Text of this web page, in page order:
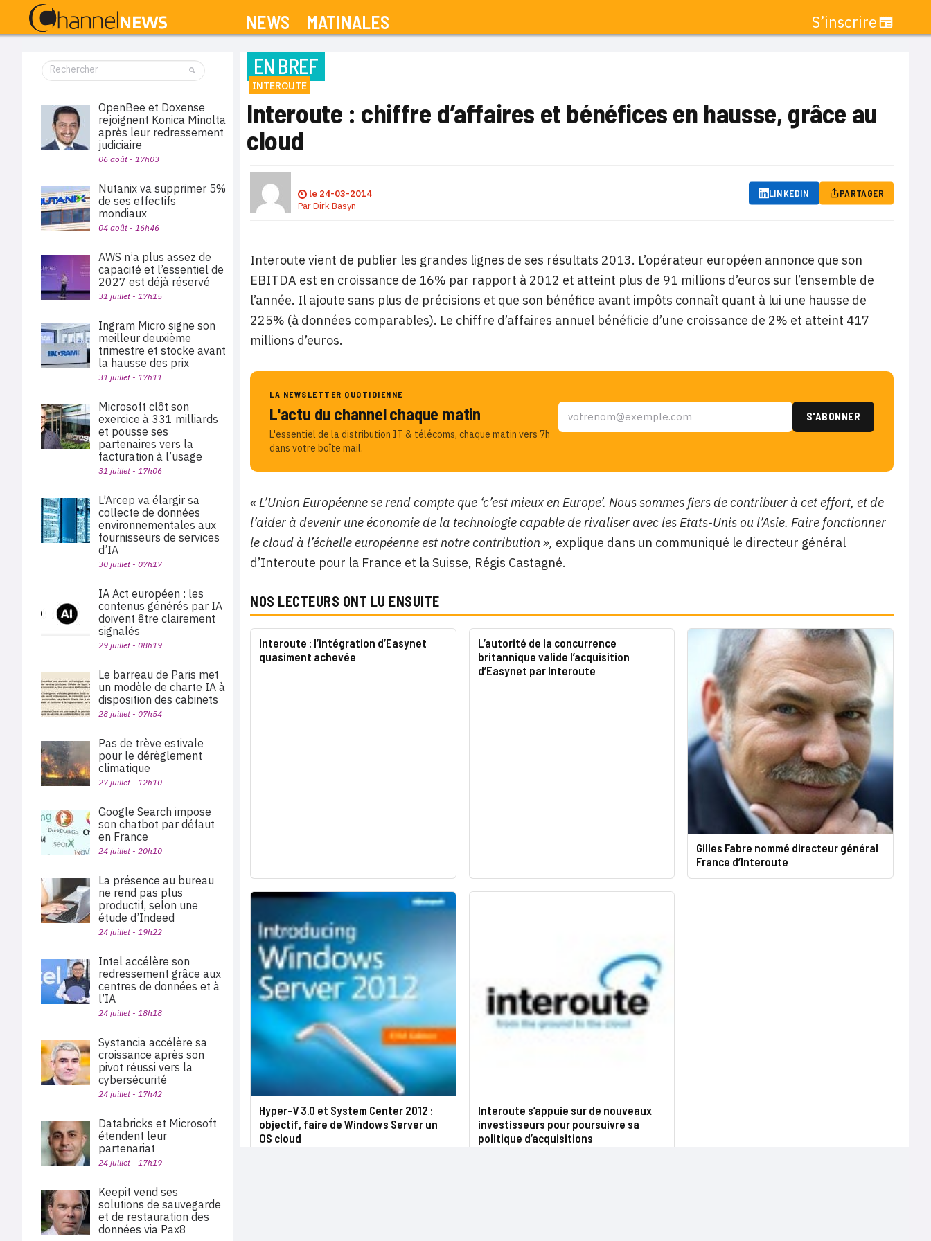
NEWS MATINALES S’inscrire
EN BREF
INTEROUTE
Interoute : chiffre d’affaires et bénéfices en hausse, grâce au
cloud
le 24-03-2014
ParDirk Basyn
LINKEDIN PARTAGER
Interoute vient de publier les grandes lignes de ses résultats 2013. L’opérateur européen annonce que son
EBITDA est en croissance de 16% par rapport à 2012 et atteint plus de 91 millions d’euros sur l’ensemble de
l’année. Il ajoute sans plus de précisions et que son bénéfice avant impôts connaît quant à lui une hausse de
225% (à données comparables). Le chiffre d’affaires annuel bénéficie d’une croissance de 2% et atteint 417
millions d’euros.
LA NEWSLETTER QUOTIDIENNE
L'actu du channel chaque matin
L'essentiel de la distribution IT & télécoms, chaque matin vers 7h
dans votre boîte mail.
« L’Union Européenne se rend compte que ‘c’est mieux en Europe’. Nous sommes fiers de contribuer à cet effort, et de
l’aider à devenir une économie de la technologie capable de rivaliser avec les Etats-Unis ou l’Asie. Faire fonctionner
le cloud à l’échelle européenne est notre contribution », explique dans un communiqué le directeur général
d’Interoute pour la France et la Suisse, Régis Castagné.
NOS LECTEURS ONT LU ENSUITE
Interoute : l’intégration d’Easynet
quasiment achevée
L’autorité de la concurrence
britannique valide l’acquisition
d’Easynet par Interoute
Gilles Fabre nommé directeur général
France d’Interoute
Hyper-V 3.0 et System Center 2012 :
objectif, faire de Windows Server un
OS cloud
Interoute s’appuie sur de nouveaux
investisseurs pour poursuivre sa
politique d’acquisitions
OpenBee et Doxense
rejoignent Konica Minolta
après leur redressement
judiciaire
06 août - 17h03
Nutanix va supprimer 5%
de ses effectifs
mondiaux
04 août - 16h46
AWS n’a plus assez de
capacité et l’essentiel de
2027 est déjà réservé
31 juillet - 17h15
Ingram Micro signe son
meilleur deuxième
trimestre et stocke avant
la hausse des prix
31 juillet - 17h11
Microsoft clôt son
exercice à 331 milliards
et pousse ses
partenaires vers la
facturation à l’usage
31 juillet - 17h06
L’Arcep va élargir sa
collecte de données
environnementales aux
fournisseurs de services
d’IA
30 juillet - 07h17
IA Act européen : les
contenus générés par IA
doivent être clairement
signalés
29 juillet - 08h19
Le barreau de Paris met
un modèle de charte IA à
disposition des cabinets
28 juillet - 07h54
Pas de trève estivale
pour le dérèglement
climatique
27 juillet - 12h10
Google Search impose
son chatbot par défaut
en France
24 juillet - 20h10
La présence au bureau
ne rend pas plus
productif, selon une
étude d’Indeed
24 juillet - 19h22
Intel accélère son
redressement grâce aux
centres de données et à
l’IA
24 juillet - 18h18
Systancia accélère sa
croissance après son
pivot réussi vers la
cybersécurité
24 juillet - 17h42
Databricks et Microsoft
étendent leur
partenariat
24 juillet - 17h19
Keepit vend ses
solutions de sauvegarde
et de restauration des
données via Pax8